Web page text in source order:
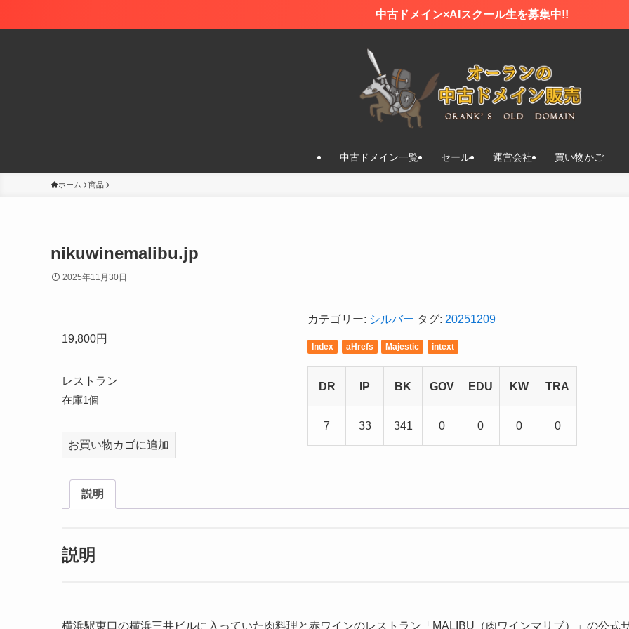
中古ドメイン×AIスクール生を募集中!!
中古ドメイン一覧 セール 運営会社 買い物かご
ホーム 商品
nikuwinemalibu.jp
2025年11月30日
19,800円
レストラン
在庫1個
nikuwinemalibu.jp
個
お買い物カゴに追加
カテゴリー: シルバー タグ: 20251209
Index aHrefs Majestic intext
DR IP BK GOV EDU KW TRA
7 33 341 0 0 0 0
説明
説明
横浜駅東口の横浜三井ビルに入っていた肉料理と赤ワインのレストラン「MALIBU（肉ワインマリブ）」の公式